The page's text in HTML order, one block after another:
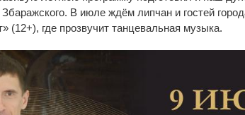
В июле ждём липчан и гостей
» (12+), где прозвучит танцевальная музыка.